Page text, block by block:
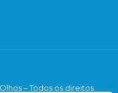
– Todos os direitos